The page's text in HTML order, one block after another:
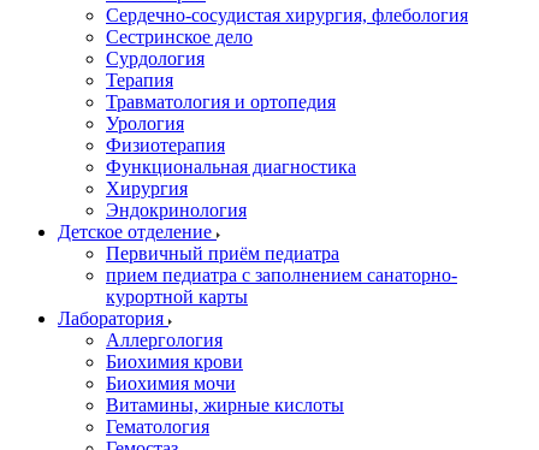
Сердечно-сосудистая хирургия, флебология
Сестринское дело
Сурдология
Терапия
Травматология и ортопедия
Урология
Физиотерапия
Функциональная диагностика
Хирургия
Эндокринология
Детское отделение
Первичный приём педиатра
прием педиатра с заполнением санаторно-
курортной карты
Лаборатория
Аллергология
Биохимия крови
Биохимия мочи
Витамины, жирные кислоты
Гематология